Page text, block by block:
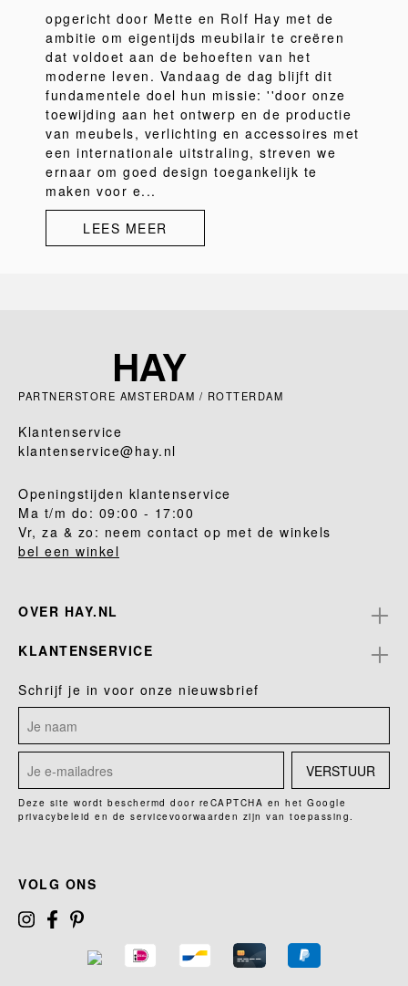
opgericht door Mette en Rolf Hay met de
ambitie om eigentijds meubilair te creëren
dat voldoet aan de behoeften van het
moderne leven. Vandaag de dag blijft dit
fundamentele doel hun missie: ''door onze
toewijding aan het ontwerp en de productie
van meubels, verlichting en accessoires met
een internationale uitstraling, streven we
ernaar om goed design toegankelijk te
maken voor e...
LEES MEER
PARTNERSTORE AMSTERDAM / ROTTERDAM
Klantenservice
klantenservice@hay.nl
Openingstijden klantenservice
Ma t/m do: 09:00 - 17:00
Vr, za & zo: neem contact op met de winkels
bel een winkel
OVER HAY.NL
KLANTENSERVICE
Schrijf je in voor onze nieuwsbrief
VERSTUUR
Deze site wordt beschermd door reCAPTCHA en het Google
privacybeleid en de servicevoorwaarden zijn van toepassing.
VOLG ONS